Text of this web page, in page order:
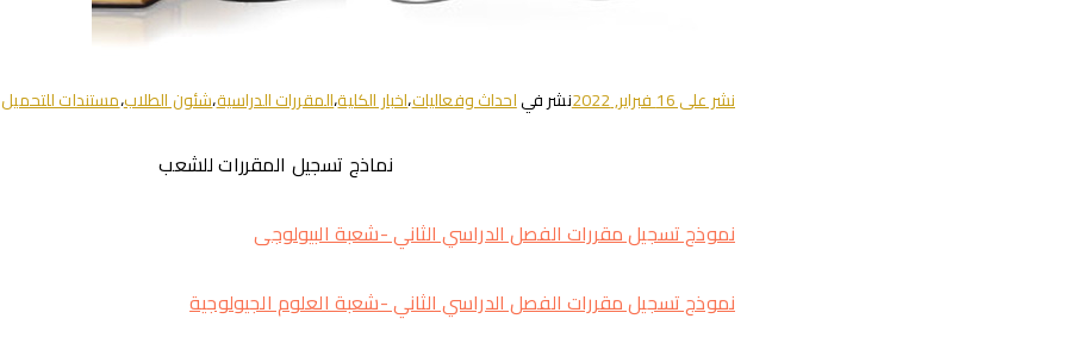
نشر على16 فبراير, 2022 نشر فياحداث وفعاليات،اخبار الكلية،المقررات الدراسية،شئون الطلاب،مستندات للتحميل
نماذج تسجيل المقررات للشعب
نموذج تسجيل مقررات الفصل الدراسي الثاني -شعبة البيولوجى
نموذج تسجيل مقررات الفصل الدراسي الثاني -شعبة العلوم الجيولوجية